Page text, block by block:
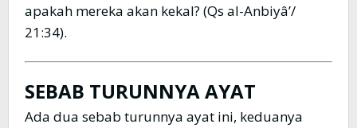
apakah mereka akan kekal? (Qs al-Anbiyâ’/
21:34).
SEBAB TURUNNYA AYAT
Ada dua sebab turunnya ayat ini, keduanya